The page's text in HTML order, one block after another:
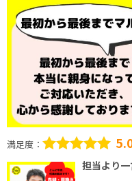
満足度：
担当より一